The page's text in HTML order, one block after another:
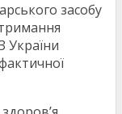
засобу